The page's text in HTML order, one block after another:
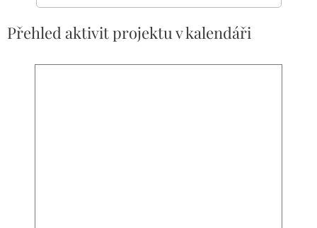
Přehled aktivit projektu v kalendáři